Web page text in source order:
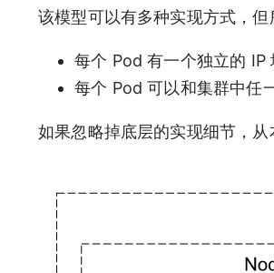
该模型可以有多种实现方式，
每个 Pod 有一个独立的 IP
每个 Pod 可以和集群中任
如果忽略掉底层的实现细节，